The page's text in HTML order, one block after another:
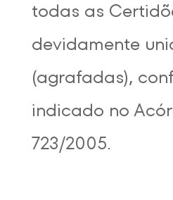
todas as
devidamente
(agrafadas),
indicado no
723/2005.